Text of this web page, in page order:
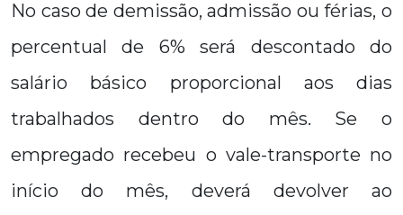
No caso de demissão, admissão ou férias, o
percentual de 6% será descontado do
salário básico proporcional aos dias
trabalhados dentro do mês. Se o
empregado recebeu o vale-transporte no
início do mês, deverá devolver ao